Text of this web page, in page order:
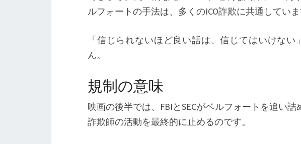
ルフォートの手法は、多くのICO詐欺に共通していま
「信じられないほど良い話は、信じてはいけな
ん。
規制の意味
映画の後半では、FBIとSECがベルフォートを追い詰
詐欺師の活動を最終的に止めるのです。